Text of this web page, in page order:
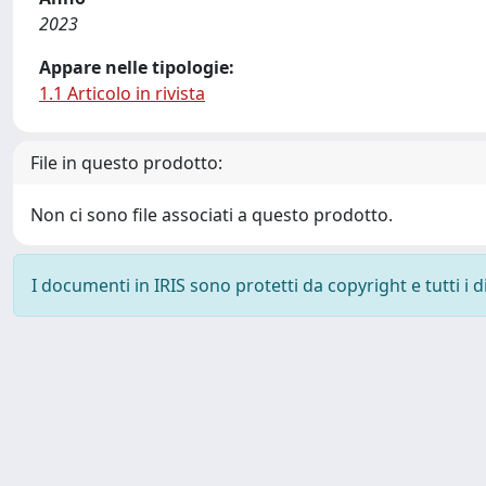
2023
Appare nelle tipologie:
1.1 Articolo in rivista
File in questo prodotto:
Non ci sono file associati a questo prodotto.
I documenti in IRIS sono protetti da copyright e tutti i